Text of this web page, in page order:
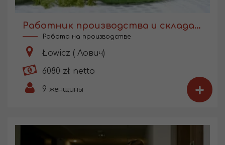
Работник производства и склада консервации
Работа на производстве
Łowicz ( Лович)
6080 zł netto
9 женщины +